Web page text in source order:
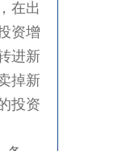
在出
资增
进新
掉新
投资